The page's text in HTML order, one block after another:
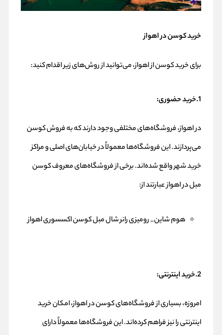
خرید کوسن در اهواز
برای خرید کوسن از اهواز، می‌توانید از روش‌های زیر اقدام کنید:
1.خرید حضوری:
در اهواز، فروشگاه‌های مختلفی وجود دارند که به فروش کوسن
می‌پردازند. این فروشگاه‌ها معمولاً در خیابان‌های اصلی و مراکز
خرید شهر واقع شده‌اند. برخی از فروشگاه‌های معروف کوسن
مبل در اهواز عبارتند از:
هوم شاین_ رومیزی رانرشال مبلکوسناکسسوریاهواز
2.خرید اینترنتی:
امروزه، بسیاری از فروشگاه‌های کوسن در اهواز، امکان خرید
اینترنتی را نیز فراهم کرده‌اند. این فروشگاه‌ها معمولاً دارای